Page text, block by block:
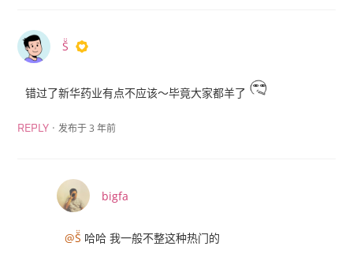
S̆̈
错过了新华药业有点不应该～毕竟大家都羊了
REPLY ·发布于 3 年前
bigfa
@S̆̈ 哈哈 我一般不整这种热门的